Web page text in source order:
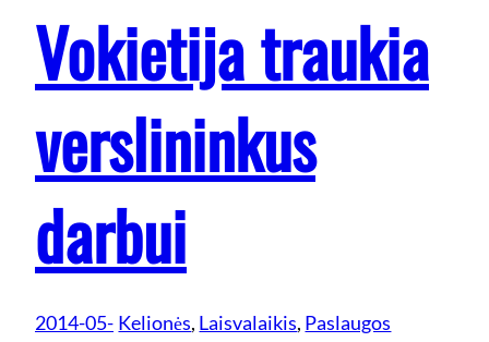
Vokietija traukia
verslininkus
darbui
2014-05- Kelionės, Laisvalaikis, Paslaugos